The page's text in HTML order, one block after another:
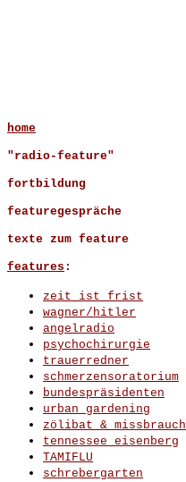
home
"radio-feature"
fortbildung
featuregespräche
texte zum feature
features :
zeit ist frist
wagner/hitler
angelradio
psychochirurgie
trauerredner
schmerzensoratorium
bundespräsidenten
urban gardening
zölibat & missbrauch
tennessee eisenberg
TAMIFLU
schrebergarten